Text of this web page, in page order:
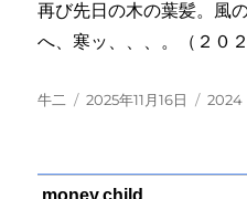
再び先日の木の葉髪。風
へ、寒ッ、、、。（２０
投
牛二
投
2025年11月16日
カ
2024
money.child